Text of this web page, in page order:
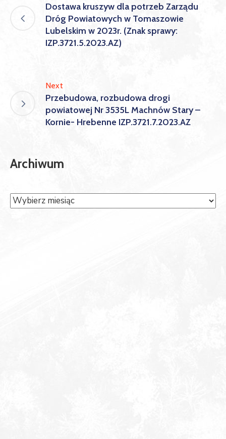
Dostawa kruszyw dla potrzeb Zarządu
Dróg Powiatowych w Tomaszowie
Lubelskim w 2023r. (Znak sprawy:
IZP.3721.5.2023.AZ)
Next
Przebudowa, rozbudowa drogi
powiatowej Nr 3535L Machnów Stary –
Kornie- Hrebenne IZP.3721.7.2023.AZ
Archiwum